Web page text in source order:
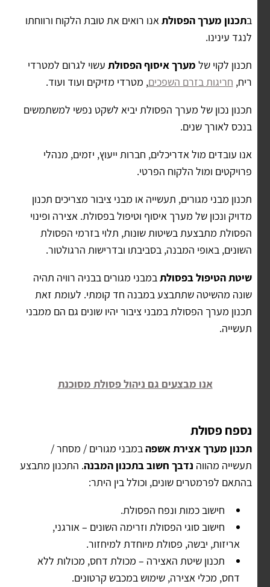
תכנון מערך הפסולתאנו רואים את טובת הלקוח ורווחתו
לנגד עינינו.
תכנון לקוי שלמערך איסוף הפסולתעשוי לגרום למטרדי
ריח,חריגות בזרם השפכים, מטרדי מזיקים ועוד ועוד.
תכנון נכון של מערך הפסולת יביא לשקט נפשי למשתמשים
בנכס לאורך שנים.
אנו עובדים מול אדריכלים, חברות ייעוץ, יזמים, מנהלי
פרויקטים ומול הלקוח הפרטי.
תכנון מבני מגורים, תעשייה או מבני ציבור מצריכים תכנון
מדויק ונכון של מערך איסוף וטיפול בפסולת. אצירה ופינוי
הפסולת מתבצעת בשיטות שונות, תלוי בזרמי הפסולת
השונים, באופי המבנה, בסביבתו ובדרישות הרגולטור.
שיטת הטיפול בפסולתבמבני מגורים בבניה רוויה תהיה
שונה מהשיטה שתתבצע במבנה חד קומתי. לעומת זאת
תכנון מערך הפסולת במבני ציבור יהיו שונים גם הם ממבני
תעשייה.
אנו מבצעים גם ניהול פסולת מסוכנת
נספח פסולת
תכנון מערך אצירת אשפהבמבני מגורים / מסחר /
תעשייה מהווהנדבך חשוב בתכנון המבנה. התכנון מתבצע
בהתאם לפרמטרים שונים, וכולל בין היתר:
חישוב כמות ונפח הפסולת.
חישוב סוגי הפסולת וזרימה השונים – אורגני,
אריזות, יבשה, פסולת מיוחדת למיחזור.
תכנון שיטת האצירה – מכולת דחס, מכולות ללא
דחס, מכלי אצירה, שימוש במכבש קרטונים.